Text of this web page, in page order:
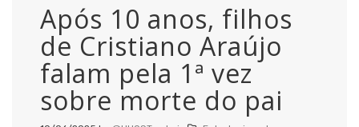
Após 10 anos, filhos
de Cristiano Araújo
falam pela 1ª vez
sobre morte do pai